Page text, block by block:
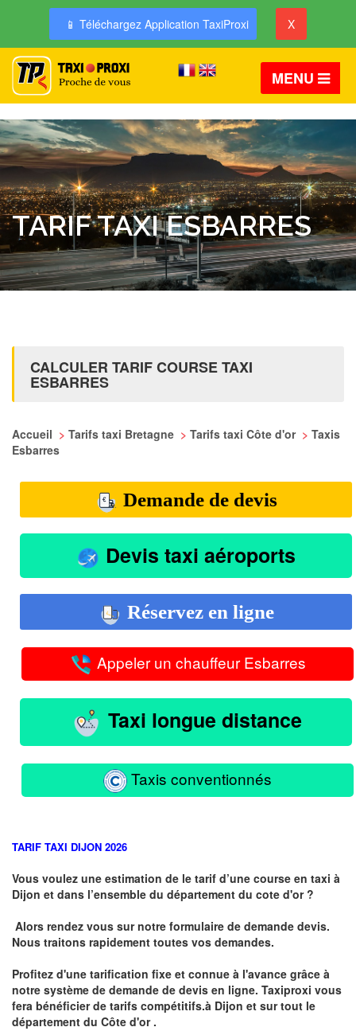
📱 Téléchargez Application TaxiProxi X
MENU
TARIF TAXI ESBARRES
CALCULER TARIF COURSE TAXI
ESBARRES
Accueil > Tarifs taxi Bretagne > Tarifs taxi Côte d'or > Taxis
Esbarres
Demande de devis
Devis taxi aéroports
Réservez en ligne
Appeler un chauffeur Esbarres
Taxi longue distance
Taxis conventionnés
TARIF TAXI DIJON 2026
Vous voulez une estimation de le tarif d’une course en taxi à
Dijon et dans l’ensemble du département du cote d'or ?
Alors rendez vous sur notre formulaire de demande devis.
Nous traitons rapidement toutes vos demandes.
Profitez d'une tarification fixe et connue à l'avance grâce à
notre système de demande de devis en ligne. Taxiproxi vous
fera bénéficier de tarifs compétitifs.à Dijon et sur tout le
département du Côte d'or .